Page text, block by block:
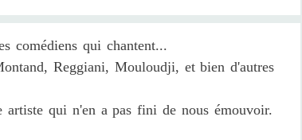
comédiens qui chantent...
Reggiani, Mouloudji, et bien d'autres
artiste qui n'en a pas fini de nous émouvoir.